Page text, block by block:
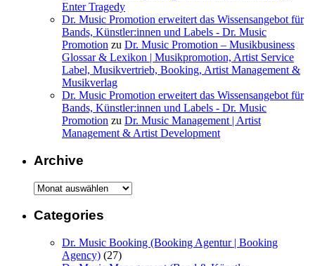
Enter Tragedy
Dr. Music Promotion erweitert das Wissensangebot für
Bands, Künstler:innen und Labels - Dr. Music
Promotion zu Dr. Music Promotion – Musikbusiness
Glossar & Lexikon | Musikpromotion, Artist Service
Label, Musikvertrieb, Booking, Artist Management &
Musikverlag
Dr. Music Promotion erweitert das Wissensangebot für
Bands, Künstler:innen und Labels - Dr. Music
Promotion zu Dr. Music Management | Artist
Management & Artist Development
Archive
Archive
Categories
Dr. Music Booking (Booking Agentur | Booking
Agency) (27)